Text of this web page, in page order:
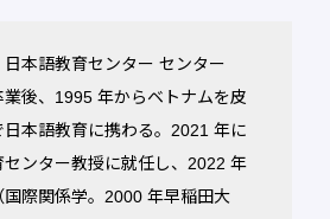
本語教育センター センター
後、1995 年からベトナムを皮
本語教育に携わる。2021 年に
ンター教授に就任し、2022 年
際関係学。2000 年早稲田大